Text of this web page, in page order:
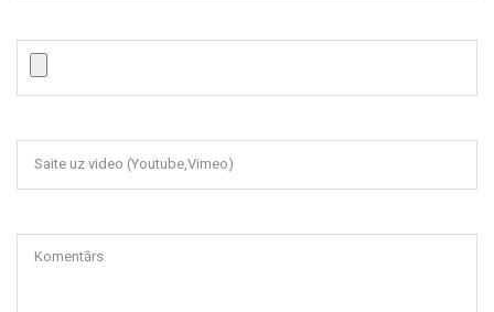
Saite uz video (Youtube,Vimeo)
Komentārs